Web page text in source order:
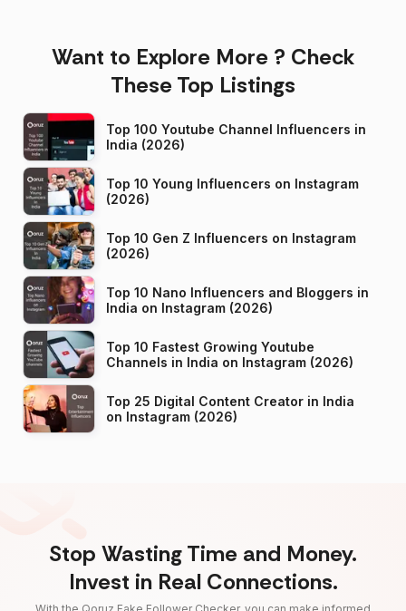
Want to Explore More ? Check
These Top Listings
Top 100 Youtube Channel Influencers in
India (2026)
Top 10 Young Influencers on Instagram
(2026)
Top 10 Gen Z Influencers on Instagram
(2026)
Top 10 Nano Influencers and Bloggers in
India on Instagram (2026)
Top 10 Fastest Growing Youtube
Channels in India on Instagram (2026)
Top 25 Digital Content Creator in India
on Instagram (2026)
Stop Wasting Time and Money.
Invest in Real Connections.